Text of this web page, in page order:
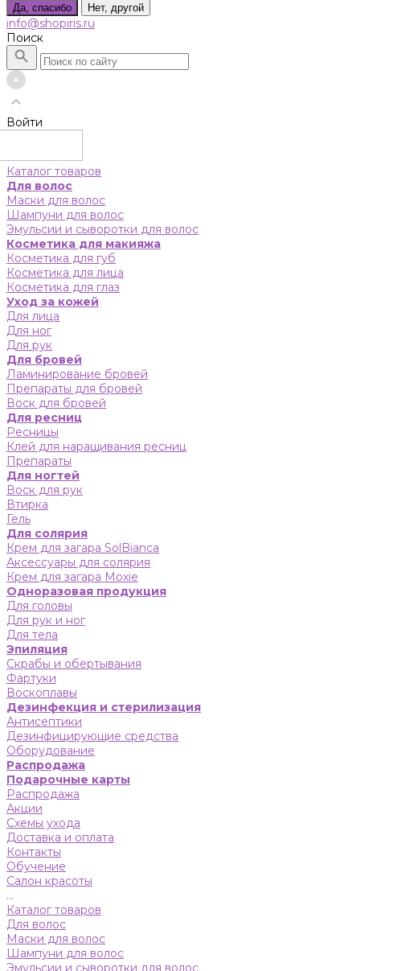
Да, спасибо Нет, другой
info@shopiris.ru
Поиск
Войти
Каталог товаров
Для волос
Маски для волос
Шампуни для волос
Эмульсии и сыворотки для волос
Косметика для макияжа
Косметика для губ
Косметика для лица
Косметика для глаз
Уход за кожей
Для лица
Для ног
Для рук
Для бровей
Ламинирование бровей
Препараты для бровей
Воск для бровей
Для ресниц
Ресницы
Клей для наращивания ресниц
Препараты
Для ногтей
Воск для рук
Втирка
Гель
Для солярия
Крем для загара SolBianca
Аксессуары для солярия
Крем для загара Moxie
Одноразовая продукция
Для головы
Для рук и ног
Для тела
Эпиляция
Скрабы и обертывания
Фартуки
Воскоплавы
Дезинфекция и стерилизация
Антисептики
Дезинфицирующие средства
Оборудование
Распродажа
Подарочные карты
Распродажа
Акции
Схемы ухода
Доставка и оплата
Контакты
Обучение
Салон красоты
...
Каталог товаров
Для волос
Маски для волос
Шампуни для волос
Эмульсии и сыворотки для волос